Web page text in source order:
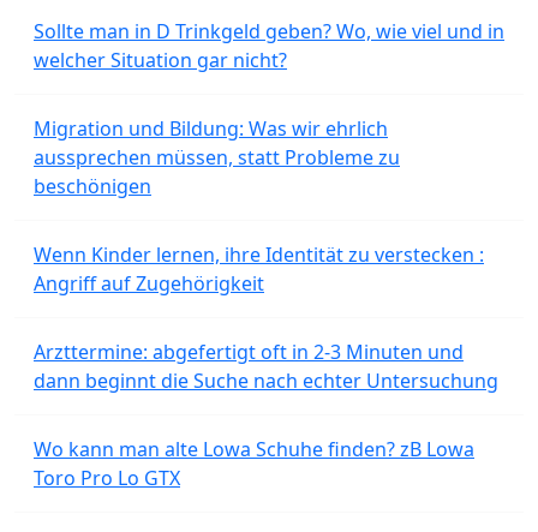
Sollte man in D Trinkgeld geben? Wo, wie viel und in
welcher Situation gar nicht?
Migration und Bildung: Was wir ehrlich
aussprechen müssen, statt Probleme zu
beschönigen
Wenn Kinder lernen, ihre Identität zu verstecken :
Angriff auf Zugehörigkeit
Arzttermine: abgefertigt oft in 2-3 Minuten und
dann beginnt die Suche nach echter Untersuchung
Wo kann man alte Lowa Schuhe finden? zB Lowa
Toro Pro Lo GTX